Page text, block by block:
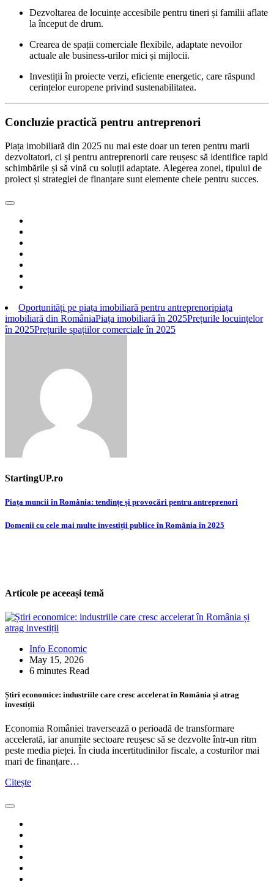
Dezvoltarea de locuințe accesibile pentru tineri și familii aflate
la început de drum.
Crearea de spații comerciale flexibile, adaptate nevoilor
actuale ale business-urilor mici și mijlocii.
Investiții în proiecte verzi, eficiente energetic, care răspund
cerințelor europene privind sustenabilitatea.
Concluzie practică pentru antreprenori
Piața imobiliară din 2025 nu mai este doar un teren pentru marii
dezvoltatori, ci și pentru antreprenorii care reușesc să identifice rapid
schimbările și să vină cu soluții adaptate. Alegerea zonei, tipului de
proiect și strategiei de finanțare sunt elemente cheie pentru succes.
Oportunități pe piața imobiliară pentru antreprenoripiața
imobiliară din RomâniaPiața imobiliară în 2025Prețurile locuințelor
în 2025Prețurile spațiilor comerciale în 2025
StartingUP.ro
Post
navigation
Piața muncii în România: tendințe și provocări pentru antreprenori
Domenii cu cele mai multe investiții publice în România în 2025
Articole pe aceeași temă
Info Economic
May 15, 2026
6 minutes Read
Știri economice: industriile care cresc accelerat în România și atrag
investiții
Economia României traversează o perioadă de transformare
accelerată, iar anumite sectoare reușesc să se dezvolte într-un ritm
peste media pieței. În ciuda incertitudinilor fiscale, a costurilor mai
mari de finanțare…
Citește